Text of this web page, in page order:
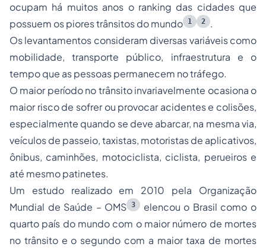
ocupam há muitos anos o ranking das cidades que
possuem os piores trânsitos do mundo
1 2
.
Os levantamentos consideram diversas variáveis como
mobilidade, transporte público, infraestrutura e o
tempo que as pessoas permanecem no tráfego.
O maior período no trânsito invariavelmente ocasiona o
maior risco de sofrer ou provocar acidentes e colisões,
especialmente quando se deve abarcar, na mesma via,
veículos de passeio, taxistas, motoristas de aplicativos,
ônibus, caminhões, motociclista, ciclista, perueiros e
até mesmo patinetes.
Um estudo realizado em 2010 pela Organização
Mundial de Saúde – OMS 3
elencou o Brasil como o
quarto país do mundo com o maior número de mortes
no trânsito e o segundo com a maior taxa de mortes